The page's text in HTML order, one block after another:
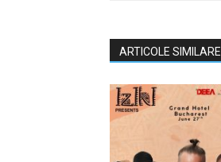
ARTICOLE SIMILARE